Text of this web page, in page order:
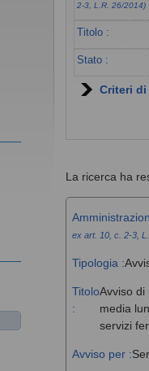
2-3, L.R. 26/2014)
Titolo :
Stato :
Criteri di
La ricerca ha
ex art. 10, c. 2-3,
Tipologia :
Titolo
:
Avviso di
media
servizi
Avviso per :